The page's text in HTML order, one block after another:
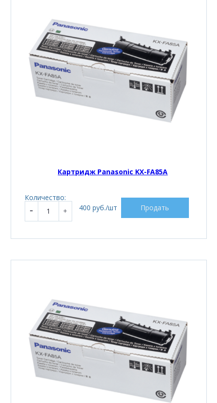
Картридж Panasonic KX-FA85A
Количество:
400 руб./шт
Продать